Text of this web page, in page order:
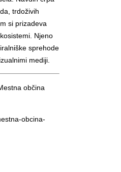
trdoživih
si prizadeva
Njeno
sprehode
mediji.
občina